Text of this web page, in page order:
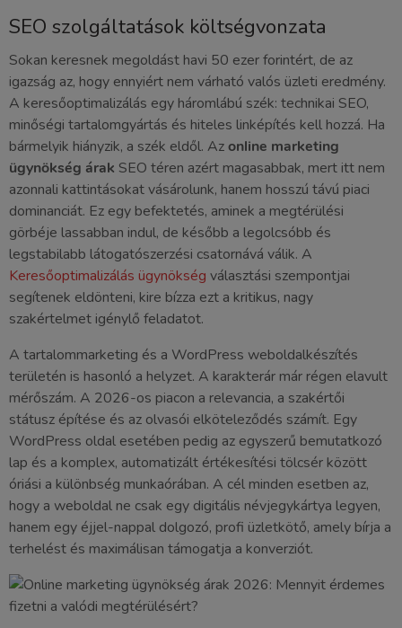
SEO szolgáltatások költségvonzata
Sokan keresnek megoldást havi 50 ezer forintért, de az
igazság az, hogy ennyiért nem várható valós üzleti eredmény.
A keresőoptimalizálás egy háromlábú szék: technikai SEO,
minőségi tartalomgyártás és hiteles linképítés kell hozzá. Ha
bármelyik hiányzik, a szék eldől. Azonline marketing
ügynökség árak SEO téren azért magasabbak, mert itt nem
azonnali kattintásokat vásárolunk, hanem hosszú távú piaci
dominanciát. Ez egy befektetés, aminek a megtérülési
görbéje lassabban indul, de később a legolcsóbb és
legstabilabb látogatószerzési csatornává válik. A
Keresőoptimalizálás ügynökség választási szempontjai
segítenek eldönteni, kire bízza ezt a kritikus, nagy
szakértelmet igénylő feladatot.
A tartalommarketing és a WordPress weboldalkészítés
területén is hasonló a helyzet. A karakterár már régen elavult
mérőszám. A 2026-os piacon a relevancia, a szakértői
státusz építése és az olvasói elköteleződés számít. Egy
WordPress oldal esetében pedig az egyszerű bemutatkozó
lap és a komplex, automatizált értékesítési tölcsér között
óriási a különbség munkaórában. A cél minden esetben az,
hogy a weboldal ne csak egy digitális névjegykártya legyen,
hanem egy éjjel-nappal dolgozó, profi üzletkötő, amely bírja a
terhelést és maximálisan támogatja a konverziót.